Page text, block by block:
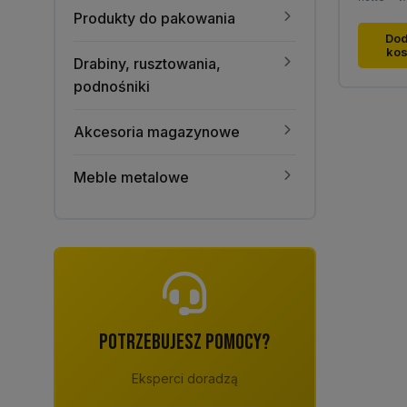
Produkty do pakowania
Drabiny, rusztowania,
podnośniki
Akcesoria magazynowe
Meble metalowe
POTRZEBUJESZ POMOCY?
Eksperci doradzą